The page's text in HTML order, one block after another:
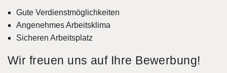
Gute Verdienstmöglichkeiten
Angenehmes Arbeitsklima
Sicheren Arbeitsplatz
Wir freuen uns auf Ihre Bewerbung!